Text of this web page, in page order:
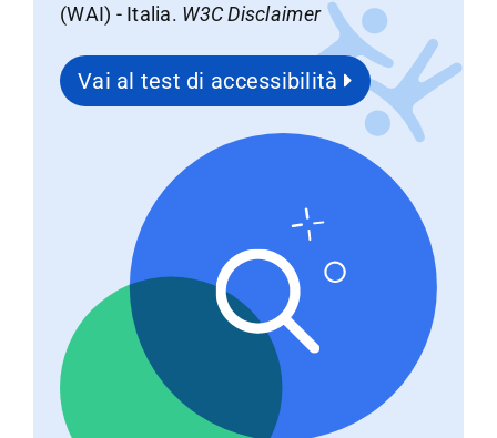
(WAI) - Italia. W3C Disclaimer
Vai al test di accessibilità